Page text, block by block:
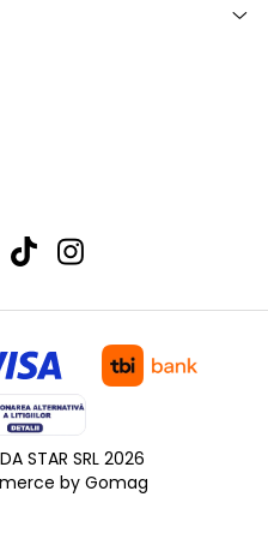
STAR SRL 2026
by Gomag